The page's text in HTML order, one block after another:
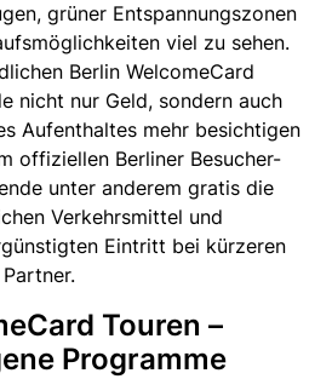
grüner Entspannungszonen
viel zu sehen.
Berlin WelcomeCard
nicht nur Geld, sondern auch
Aufenthaltes mehr besichtigen
offiziellen Berliner Besucher-
unter anderem gratis die
Verkehrsmittel und
Eintritt bei kürzeren
Touren –
Programme